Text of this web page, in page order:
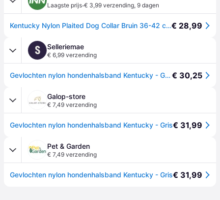
Laagste prijs·€ 3,99 verzending, 9 dagen
Kentucky Nylon Plaited Dog Collar Bruin 36-42 cm€ 28,99
S Selleriemae
€ 6,99 verzending
Gevlochten nylon hondenhalsband Kentucky - Gris€ 30,25
Galop-store
€ 7,49 verzending
Gevlochten nylon hondenhalsband Kentucky - Gris€ 31,99
Pet & Garden
€ 7,49 verzending
Gevlochten nylon hondenhalsband Kentucky - Gris€ 31,99